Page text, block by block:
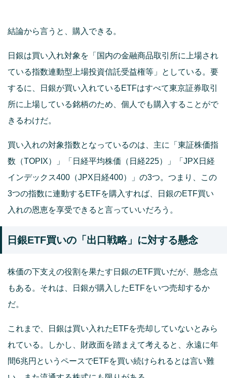
結論から言うと、購入できる。
日銀は買い入れ対象を「国内の金融商品取引所に上場され
ている指数連動型上場投資信託受益権等」としている。要
するに、日銀が買い入れているETFはすべて東京証券取引
所に上場している銘柄のため、個人でも購入することがで
きるわけだ。
買い入れの対象指数となっているのは、主に「東証株価指
数（TOPIX）」「日経平均株価（日経225）」「JPX日経
インデックス400（JPX日経400）」の3つ。つまり、この
3つの指数に連動するETFを購入すれば、日銀のETF買い
入れの恩恵を享受できると言っていいだろう。
日銀ETF買いの「出口戦略」に対する懸念
株価の下支えの役割を果たす日銀のETF買いだが、懸念点
もある。それは、日銀が購入したETFをいつ売却するか
だ。
これまで、日銀は買い入れたETFを売却していないとみら
れている。しかし、財政面を踏まえて考えると、永遠に年
間6兆円というペースでETFを買い続けられるとは言い難